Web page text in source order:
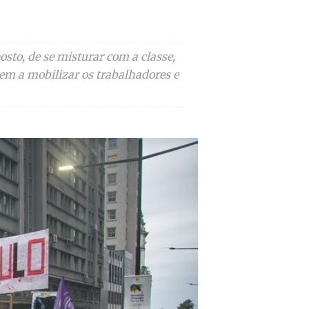
de se misturar com a classe,
a mobilizar os trabalhadores e